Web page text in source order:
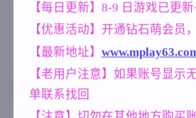
【每日更新】8-9 日游戏已更新
【优惠活动】开通钻石萌会员
【最新地址】
【老用户注意】如果账号显示
单联系找回